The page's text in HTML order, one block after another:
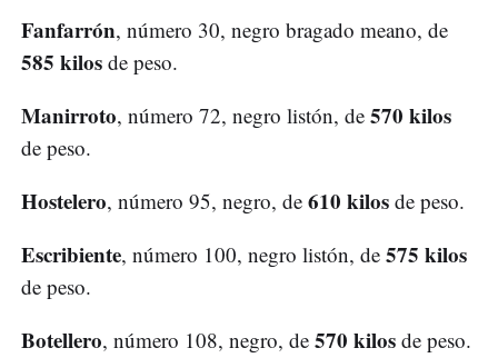
Fanfarrón, número 30, negro bragado meano, de
585 kilos de peso.
Manirroto, número 72, negro listón, de 570 kilos
de peso.
Hostelero, número 95, negro, de 610 kilos de peso.
Escribiente, número 100, negro listón, de 575 kilos
de peso.
Botellero, número 108, negro, de 570 kilos de peso.